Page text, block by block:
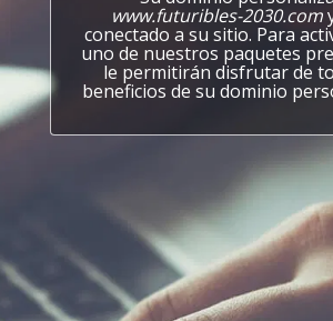
www.futuribles-2030.com
conectado a su sitio. Para
uno de nuestros paquetes
le permitirán disfrutar de
beneficios de su dominio